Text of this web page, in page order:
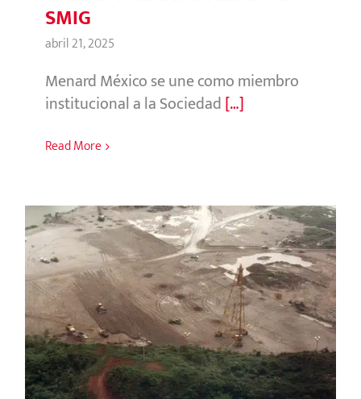
SMIG
abril 21, 2025
Menard México se une como miembro
institucional a la Sociedad[…]
Read More
Presa Peñitas